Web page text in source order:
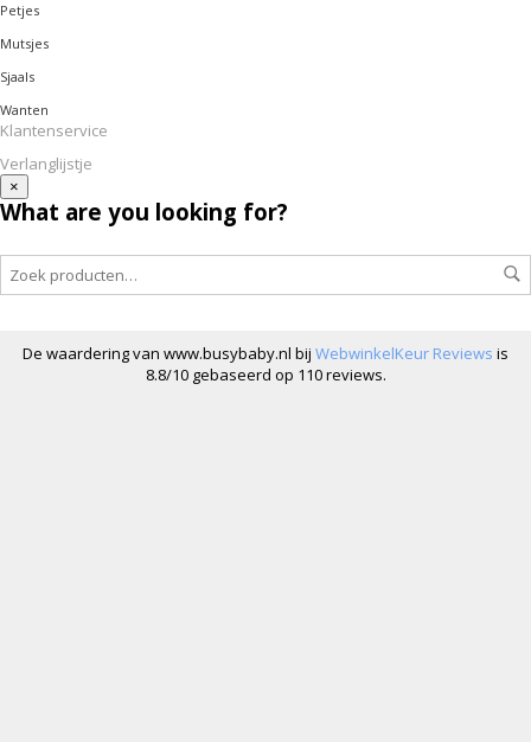
Petjes
Mutsjes
Sjaals
Wanten
Klantenservice
Verlanglijstje
×
What are you looking for?
De waardering van www.busybaby.nl bij WebwinkelKeur Reviews is
8.8/10 gebaseerd op 110 reviews.